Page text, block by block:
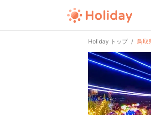
Holiday トップ 鳥取